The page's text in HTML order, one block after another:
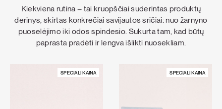
Kiekviena rutina – tai kruopščiai suderintas produktų
derinys, skirtas konkrečiai savijautos sričiai: nuo žarnyno
puoselėjimo iki odos spindesio. Sukurta tam, kad būtų
paprasta pradėti ir lengva išlikti nuosekliam.
SPECIALI KAINA SPECIALI KAINA